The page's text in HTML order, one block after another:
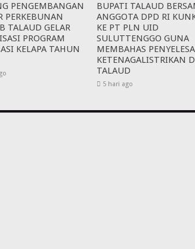
PENGEMBANGAN
PERKEBUNAN
TALAUD GELAR
PROGRAM
KELAPA TAHUN
BUPATI TALAUD
ANGGOTA DPD RI
KE PT PLN UID
SULUTTENGGO GUNA
MEMBAHAS
KETENAGALISTRIKAN
TALAUD
5 hari ago